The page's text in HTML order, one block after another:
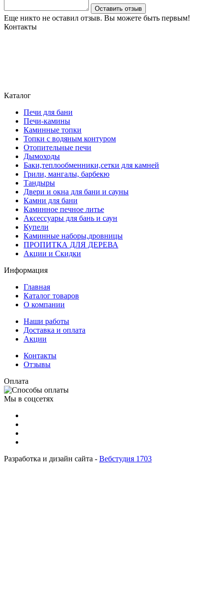
Оставить отзыв
Еще никто не оставил отзыв. Вы можете быть первым!
Контакты
Каталог
Печи для бани
Печи-камины
Каминные топки
Топки с водяным контуром
Отопительные печи
Дымоходы
Баки,теплообменники,сетки для камней
Грили, мангалы, барбекю
Тандыры
Двери и окна для бани и сауны
Камни для бани
Каминное печное литье
Аксессуары для бань и саун
Купели
Каминные наборы,дровницы
ПРОПИТКА ДЛЯ ДЕРЕВА
Акции и Скидки
Информация
Главная
Каталог товаров
О компании
Наши работы
Доставка и оплата
Акции
Контакты
Отзывы
Оплата
Мы в соцсетях
Разработка и дизайн сайта - Вебстудия 1703